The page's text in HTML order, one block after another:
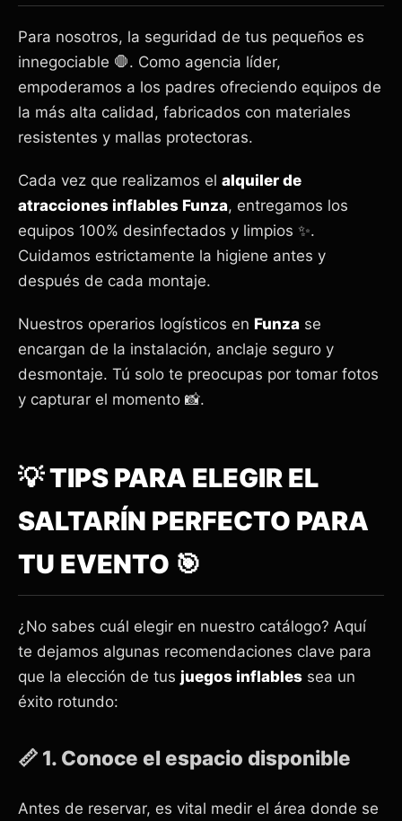
Para nosotros, la seguridad de tus pequeños es
innegociable 🛑. Como agencia líder,
empoderamos a los padres ofreciendo equipos de
la más alta calidad, fabricados con materiales
resistentes y mallas protectoras.
Cada vez que realizamos el alquiler de
atracciones inflables Funza, entregamos los
equipos 100% desinfectados y limpios ✨.
Cuidamos estrictamente la higiene antes y
después de cada montaje.
Nuestros operarios logísticos en Funza se
encargan de la instalación, anclaje seguro y
desmontaje. Tú solo te preocupas por tomar fotos
y capturar el momento 📸.
💡 TIPS PARA ELEGIR EL
SALTARÍN PERFECTO PARA
TU EVENTO 🎯
¿No sabes cuál elegir en nuestro catálogo? Aquí
te dejamos algunas recomendaciones clave para
que la elección de tus juegos inflables sea un
éxito rotundo:
📏 1. Conoce el espacio disponible
Antes de reservar, es vital medir el área donde se